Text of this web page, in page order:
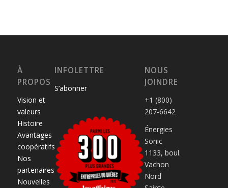
À
PROPOS
Vision et
valeurs
Histoire
Avantages
coopératifs
Nos
partenaires
Nouvelles
INFOLETTRE
S’abonner
NOUS
JOINDRE
+1 (800)
207-6642
Énergies
Sonic
1133, boul.
Vachon
Nord